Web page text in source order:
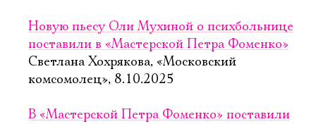
Новую пьесу Оли Мухиной о психбольнице
поставили в «Мастерской Петра Фоменко»
Светлана Хохрякова, «Московский
комсомолец», 8.10.2025
В «Мастерской Петра Фоменко» поставили